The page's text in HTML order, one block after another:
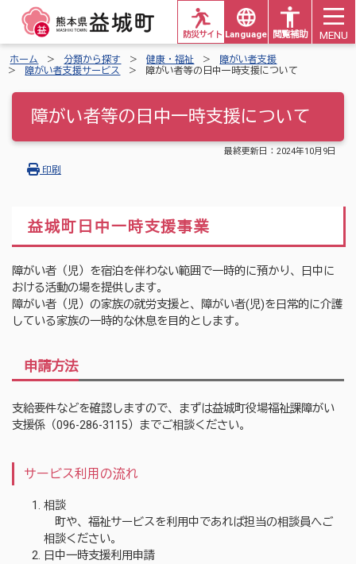
Languages 閲覧補助
防災サイト MENU
ホーム 分類から探す 健康・福祉
障がい者支援
障がい者支援サービス
障がい者等の日中一時支援について
障がい者等の日中一時支援について
最終更新日： 2024年10月9日
印刷
益城町日中一時支援事業
障がい者（児）を宿泊を伴わない範囲で一時的に預かり、日中に
おける活動の場を提供します。
障がい者（児）の家族の就労支援と、障がい者(児)を日常的に介護
している家族の一時的な休息を目的とします。
申請方法
支給要件などを確認しますので、まずは益城町役場福祉課障がい
支援係（096-286-3115）までご相談ください。
サービス利用の流れ
相談
町や、福祉サービスを利用中であれば担当の相談員へご
相談ください。
日中一時支援利用申請